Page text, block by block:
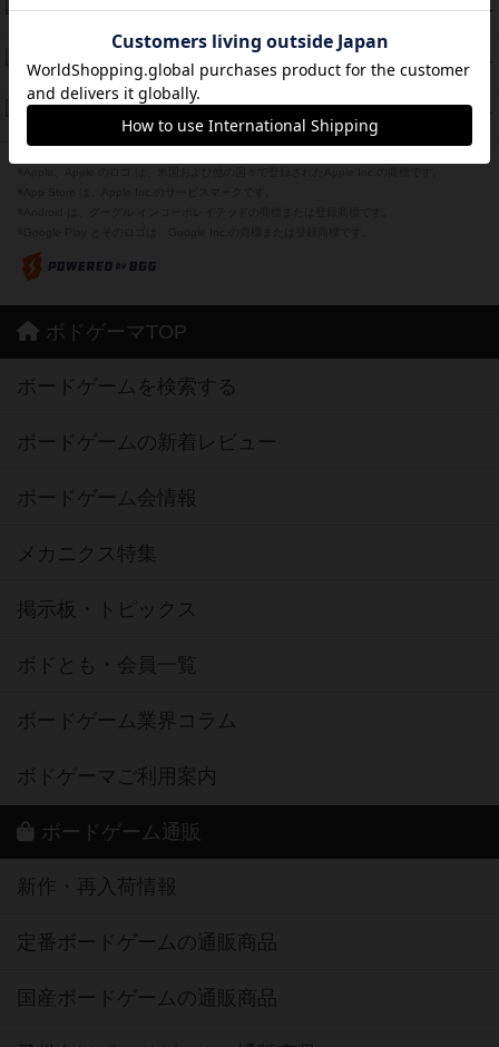
45 PT
海兵隊
45 PT
Bitter End ブタペスト救出作戦
紹介文なし 1件の投稿
42 PT
ドコジャン
紹介文あり 10件の投稿
ボドゲーマTOP
ボードゲームを検索する
ボードゲームの新着レビュー
ボードゲーム会情報
メカニクス特集
掲示板・トピックス
ボドとも・会員一覧
ボードゲーム業界コラム
ボドゲーマご利用案内
ボードゲーム通販
新作・再入荷情報
定番ボードゲームの通販商品
国産ボードゲームの通販商品